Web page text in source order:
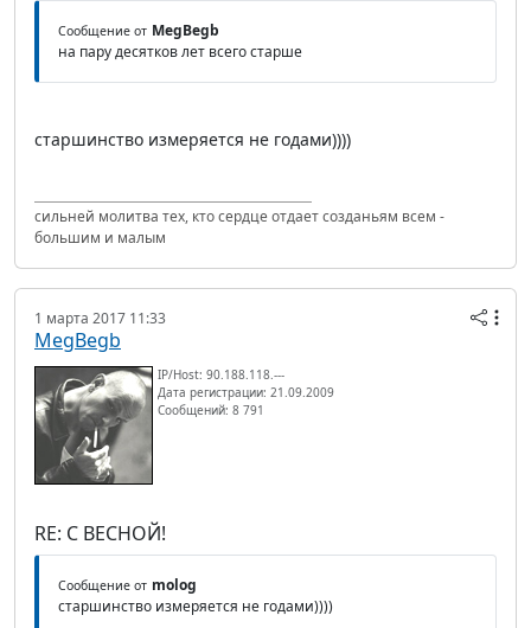
Сообщение от MegBegb
на пару десятков лет всего старше
старшинство измеряется не годами))))
сильней молитва тех, кто сердце отдает созданьям всем -
большим и малым
1 марта 2017 11:33
MegBegb
IP/Host: 90.188.118.---
Дата регистрации: 21.09.2009
Сообщений: 8 791
RE: С ВЕСНОЙ!
Сообщение от molog
старшинство измеряется не годами))))